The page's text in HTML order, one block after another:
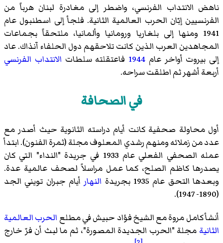
ناهض الانتداب الفرنسي، واضطر إلى مغادرة لبنان هرباً من
الفرنسيين إبّان الحرب العالمية الثانية. فلجأ إلى اسطنبول عام
1941 ومنها إلى بلغاريا ورومانيا وألمانيا، ملتحقاً بجماعات
المجاهدين العرب الذين كانت تلاحقهم دول الحلفاء آنذاك. عاد
إلى بيروت أواخر عام 1944 فاعتقلته سلطات الانتداب الفرنسي
أربعة أشهر ثم اطلقت سراحه.
في الصحافة
أول محاولة صحفية كانت أيام دراسته الثانوية حيث أصدر مع
عدد من زملائه ومنهم رشدي المعلوف مجلة (ثمرة الفنون). ابتدأ
عمله الصحفي الفعلي عام 1933 في جريدة "النداء" التي كان
يصدرها كاظم الصلح، كما عمل مراسلاً لصحف عالمية عدة.
وبعدها التحق عام 1935 بجريدة
النهار أيام جبران تويني الجد
(1890- 1947).
أنشأ كامل مروة مع الشيخفؤاد حبيشفي مطلع الحرب العالمية
الثانية مجلة "الحرب الجديدة المصورة"، ثم ما لبث أن فرّ خارج